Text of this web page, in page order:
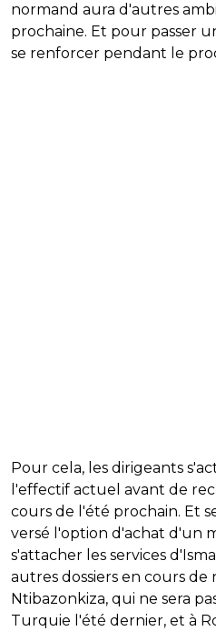
normand aura d'autres
prochaine. Et pour passer
se renforcer pendant le
Pour cela, les dirigeants
l'effectif actuel avant de
cours de l'été prochain. Et
versé l'option d'achat d'un
s'attacher les services
autres dossiers en cours de
Ntibazonkiza, qui ne sera
Turquie l'été dernier, et à